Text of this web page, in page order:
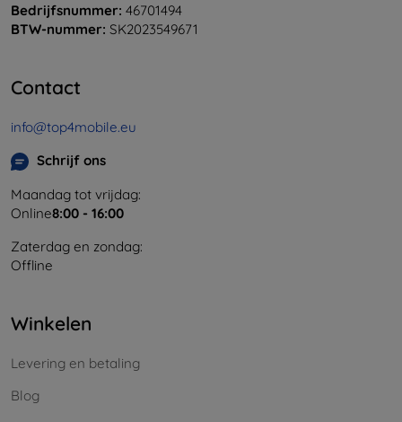
Bedrijfsnummer: 46701494
BTW-nummer: SK2023549671
Contact
info@top4mobile.eu
Schrijf ons
Maandag tot vrijdag:
Online8:00 - 16:00
Zaterdag en zondag:
Offline
Winkelen
Levering en betaling
Blog